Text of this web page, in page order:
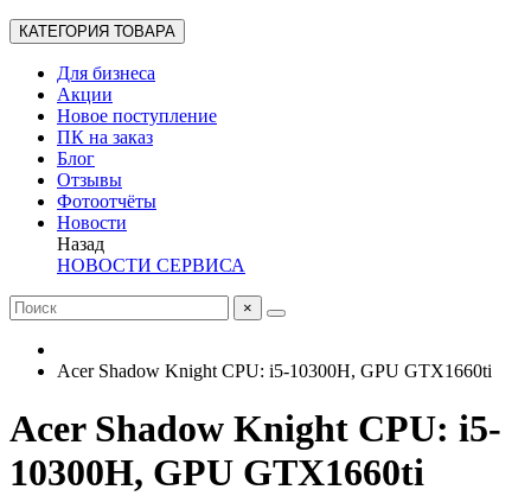
КАТЕГОРИЯ ТОВАРА
Для бизнеса
Акции
Новое поступление
ПК на заказ
Блог
Отзывы
Фотоотчёты
Новости
Назад
НОВОСТИ СЕРВИСА
×
Acer Shadow Knight CPU: i5-10300H, GPU GTX1660ti
Acer Shadow Knight CPU: i5-
10300H, GPU GTX1660ti